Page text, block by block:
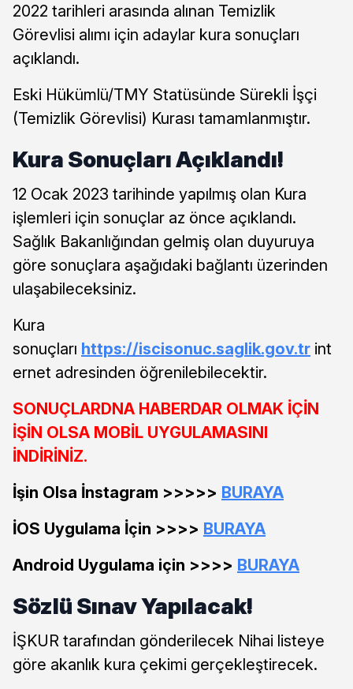
2022 tarihleri arasında alınan Temizlik
Görevlisi alımı için adaylar kura sonuçları
açıklandı.
Eski Hükümlü/TMY Statüsünde Sürekli İşçi
(Temizlik Görevlisi) Kurası tamamlanmıştır.
Kura Sonuçları Açıklandı!
12 Ocak 2023 tarihinde yapılmış olan Kura
işlemleri için sonuçlar az önce açıklandı.
Sağlık Bakanlığından gelmiş olan duyuruya
göre sonuçlara aşağıdaki bağlantı üzerinden
ulaşabileceksiniz.
Kura
sonuçları https://iscisonuc.saglik.gov.tr int
ernet adresinden öğrenilebilecektir.
SONUÇLARDNA HABERDAR OLMAK İÇİN
İŞİN OLSA MOBİL UYGULAMASINI
İNDİRİNİZ.
İşin Olsa İnstagram >>>>> BURAYA
İOS Uygulama İçin >>>> BURAYA
Android Uygulama için >>>> BURAYA
Sözlü Sınav Yapılacak!
İŞKUR tarafından gönderilecek Nihai listeye
göre akanlık kura çekimi gerçekleştirecek.